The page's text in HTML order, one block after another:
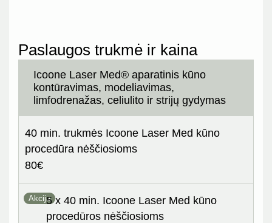
Paslaugos trukmė ir kaina
Icoone Laser Med® aparatinis kūno
kontūravimas, modeliavimas,
limfodrenažas, celiulito ir strijų gydymas
40 min. trukmės Icoone Laser Med kūno
procedūra nėščiosioms
80€
Akcija5 x 40 min. Icoone Laser Med kūno
procedūros nėščiosioms